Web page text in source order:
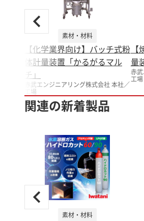
素材・材料
【化学業界向け】バッチ式粉
体計量装置「かるがるマル
チ」
赤武エンジニアリング株式会社 本社／
工場
量
赤
工場
関連の新着製品
素材・材料